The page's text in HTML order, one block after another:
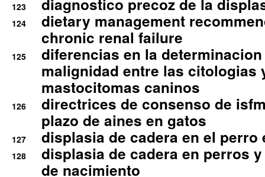
123 diagnostico precoz de la
124
dietary management
chronic renal failure
125
diferencias en la
malignidad entre las citologias
mastocitomas caninos
126
directrices de consenso de
plazo de aines en gatos
127 displasia de cadera en el perro
128
displasia de cadera en perros
de nacimiento